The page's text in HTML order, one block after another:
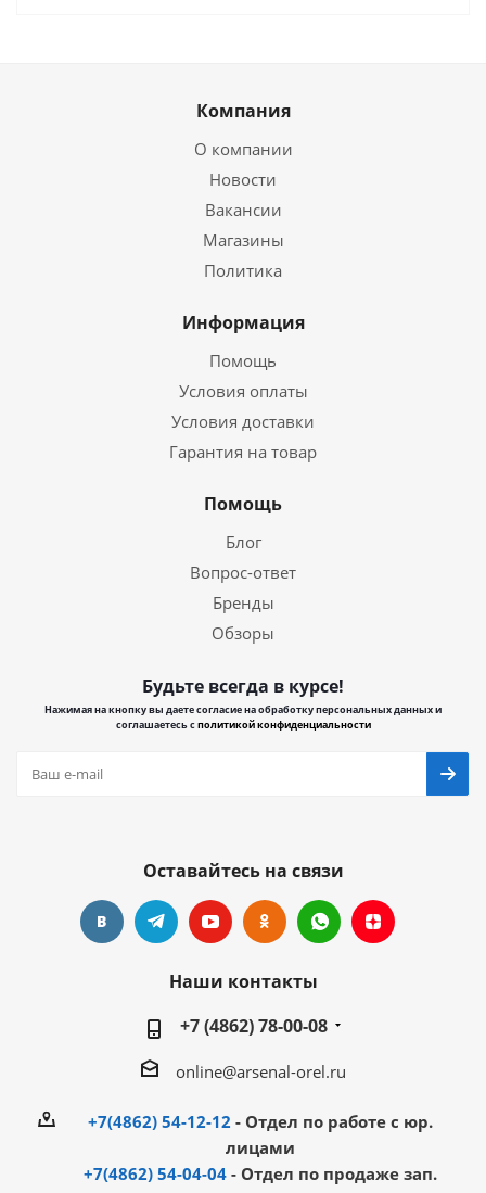
Компания
О компании
Новости
Вакансии
Магазины
Политика
Информация
Помощь
Условия оплаты
Условия доставки
Гарантия на товар
Помощь
Блог
Вопрос-ответ
Бренды
Обзоры
Будьте всегда в курсе!
Нажимая на кнопку вы даете согласие на обработку персональных данных и
соглашаетесь сполитикой конфиденциальности
Оставайтесь на связи
Наши контакты
+7 (4862) 78-00-08
online@arsenal-orel.ru
+7(4862) 54-12-12 - Отдел по работе с юр.
лицами
+7(4862) 54-04-04 - Отдел по продаже зап.